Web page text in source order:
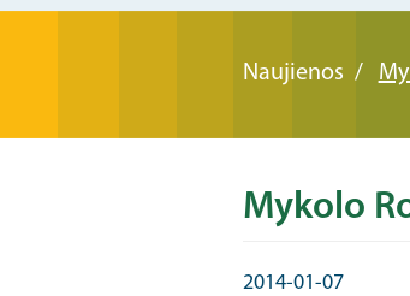
Naujienos
Mykolo
2014-01-07